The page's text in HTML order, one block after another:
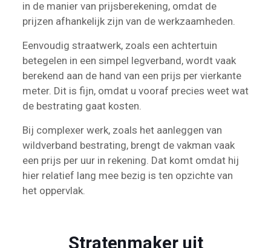
in de manier van prijsberekening, omdat de
prijzen afhankelijk zijn van de werkzaamheden.
Eenvoudig straatwerk, zoals een achtertuin
betegelen in een simpel legverband, wordt vaak
berekend aan de hand van een prijs per vierkante
meter. Dit is fijn, omdat u vooraf precies weet wat
de bestrating gaat kosten.
Bij complexer werk, zoals het aanleggen van
wildverband bestrating, brengt de vakman vaak
een prijs per uur in rekening. Dat komt omdat hij
hier relatief lang mee bezig is ten opzichte van
het oppervlak.
Stratenmaker uit